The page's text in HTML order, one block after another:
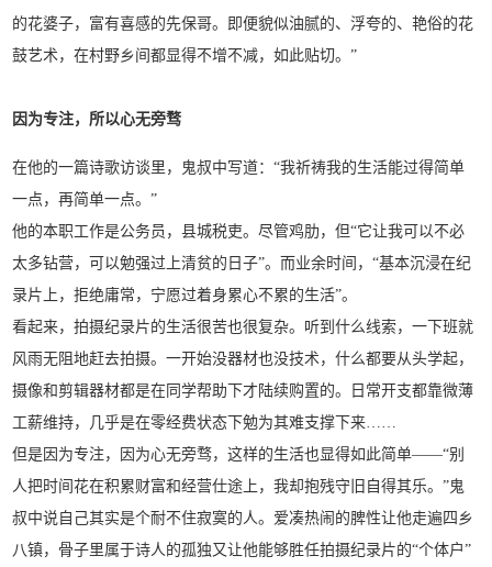
的花婆子，富有喜感的先保哥。即便貌似油腻的、浮夸的、艳俗的花
鼓艺术，在村野乡间都显得不增不减，如此贴切。”
因为专注，所以心无旁骛
在他的一篇诗歌访谈里，鬼叔中写道：“我祈祷我的生活能过得简单
一点，再简单一点。”
他的本职工作是公务员，县城税吏。尽管鸡肋，但“它让我可以不必
太多钻营，可以勉强过上清贫的日子”。而业余时间，“基本沉浸在纪
录片上，拒绝庸常，宁愿过着身累心不累的生活”。
看起来，拍摄纪录片的生活很苦也很复杂。听到什么线索，一下班就
风雨无阻地赶去拍摄。一开始没器材也没技术，什么都要从头学起，
摄像和剪辑器材都是在同学帮助下才陆续购置的。日常开支都靠微薄
工薪维持，几乎是在零经费状态下勉为其难支撑下来……
但是因为专注，因为心无旁骛，这样的生活也显得如此简单——“别
人把时间花在积累财富和经营仕途上，我却抱残守旧自得其乐。”鬼
叔中说自己其实是个耐不住寂寞的人。爱凑热闹的脾性让他走遍四乡
八镇，骨子里属于诗人的孤独又让他能够胜任拍摄纪录片的“个体户”